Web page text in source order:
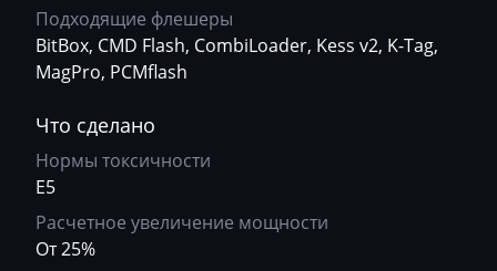
Belgee
Bell
BobCat
Bomag
Подходящие флешеры
BitBox, CMD Flash, CombiLoader, Kess v2, K-Tag,
MagPro, PCMflash
Что сделано
Нормы токсичности
E5
Расчетное увеличение мощности
От 25%